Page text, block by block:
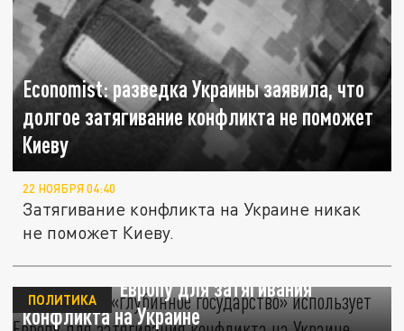
Economist: разведка Украины заявила, что
долгое затягивание конфликта не поможет
Киеву
22 НОЯБРЯ 04:40
Затягивание конфликта на Украине никак
не поможет Киеву.
Кобахидзе: «глубинное государство»
использует Европу для затягивания
конфликта на Украине
ПОЛИТИКА